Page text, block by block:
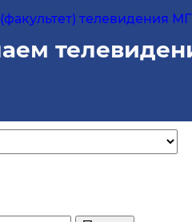
телевидения